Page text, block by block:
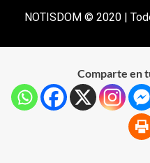
NOTISDOM © 2020 |
Comparte en